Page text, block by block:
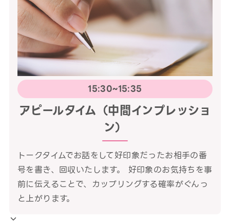
15:30~15:35
アピールタイム（中間インプレッショ
ン）
トークタイムでお話をして好印象だったお相手の番
号を書き、回収いたします。 好印象のお気持ちを事
前に伝えることで、カップリングする確率がぐんっ
と上がります。